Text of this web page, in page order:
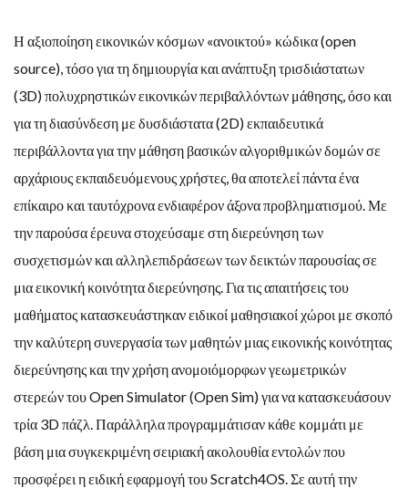
Η αξιοποίηση εικονικών κόσμων «ανοικτού» κώδικα (open
source), τόσο για τη δημιουργία και ανάπτυξη τρισδιάστατων
(3D) πολυχρηστικών εικονικών περιβαλλόντων μάθησης, όσο και
για τη διασύνδεση με δυσδιάστατα (2D) εκπαιδευτικά
περιβάλλοντα για την μάθηση βασικών αλγοριθμικών δομών σε
αρχάριους εκπαιδευόμενους χρήστες, θα αποτελεί πάντα ένα
επίκαιρο και ταυτόχρονα ενδιαφέρον άξονα προβληματισμού. Με
την παρούσα έρευνα στοχεύσαμε στη διερεύνηση των
συσχετισμών και αλληλεπιδράσεων των δεικτών παρουσίας σε
μια εικονική κοινότητα διερεύνησης. Για τις απαιτήσεις του
μαθήματος κατασκευάστηκαν ειδικοί μαθησιακοί χώροι με σκοπό
την καλύτερη συνεργασία των μαθητών μιας εικονικής κοινότητας
διερεύνησης και την χρήση ανομοιόμορφων γεωμετρικών
στερεών του Open Simulator (Open Sim) για να κατασκευάσουν
τρία 3D πάζλ. Παράλληλα προγραμμάτισαν κάθε κομμάτι με
βάση μια συγκεκριμένη σειριακή ακολουθία εντολών που
προσφέρει η ειδική εφαρμογή του Scratch4OS. Σε αυτή την